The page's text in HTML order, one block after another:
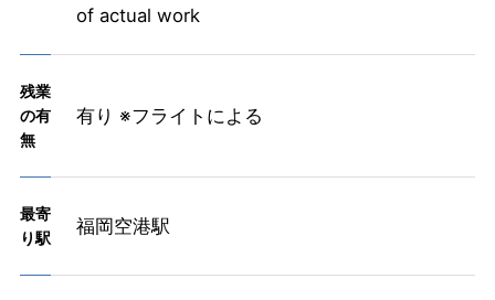
of actual work
残業
の有
無
有り ※フライトによる
最寄
り駅
福岡空港駅